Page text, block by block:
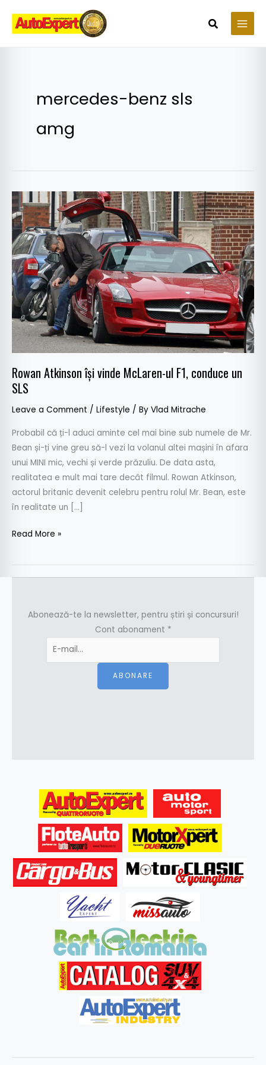
content
Search
mercedes-benz sls
amg
Rowan Atkinson își vinde McLaren-ul F1, conduce un
SLS
Leave a Comment / Lifestyle / By Vlad Mitrache
Probabil că ți-l aduci aminte cel mai bine sub numele de Mr.
Bean și-ți vine greu să-l vezi la volanul altei mașini în afara
unui MINI mic, vechi și verde prăzuliu. De data asta,
realitatea e mult mai tare decât filmul. Rowan Atkinson,
actorul britanic devenit celebru pentru rolul Mr. Bean, este
în realitate un […]
Rowan
Atkinson
își
vinde
McLaren-
ul
F1,
conduce
un
SLS
Read More »
Abonează-te la newsletter, pentru știri și concursuri!
Cont abonament *
ABONARE